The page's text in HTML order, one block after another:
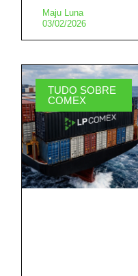
Maju Luna
03/02/2026
TUDO SOBRE
COMEX